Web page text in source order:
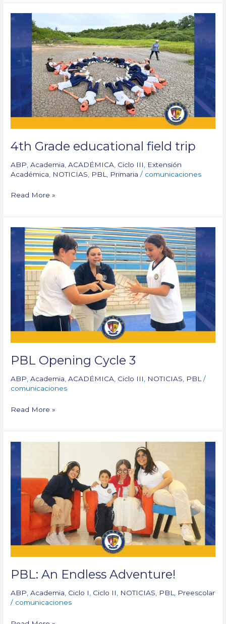
4th Grade educational field trip
ABP ,Academia ,ACADÉMICA Ciclo III
Extensión
Académica
NOTICIAS PBL Primaria / comunicaciones
4th
educational
trip
Read More »
PBL Opening Cycle 3
ABP ,Academia ,ACADÉMICA Ciclo III NOTICIAS PBL /
comunicaciones
PBL
Opening
Cycle
Read More »
PBL: An Endless Adventure!
ABP,Academia, Ciclo I, Ciclo II, NOTICIAS, PBL, Preescolar
/ comunicaciones
PBL:
Adventure!